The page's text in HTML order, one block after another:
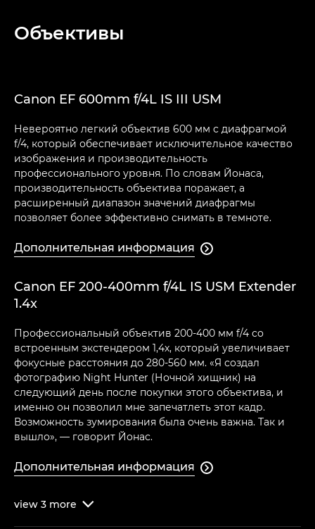
Объективы
Canon EF 600mm f/4L IS III USM
Невероятно легкий объектив 600 мм с диафрагмой
f/4, который обеспечивает исключительное качество
изображения и производительность
профессионального уровня. По словам Йонаса,
производительность объектива поражает, а
расширенный диапазон значений диафрагмы
позволяет более эффективно снимать в темноте.
Дополнительная информация 
Canon EF 200-400mm f/4L IS USM Extender
1.4x
Профессиональный объектив 200-400 мм f/4 со
встроенным экстендером 1,4x, который увеличивает
фокусные расстояния до 280-560 мм. «Я создал
фотографию Night Hunter (Ночной хищник) на
следующий день после покупки этого объектива, и
именно он позволил мне запечатлеть этот кадр.
Возможность зумирования была очень важна. Так и
вышло», — говорит Йонас.
Дополнительная информация 
view 3 more 